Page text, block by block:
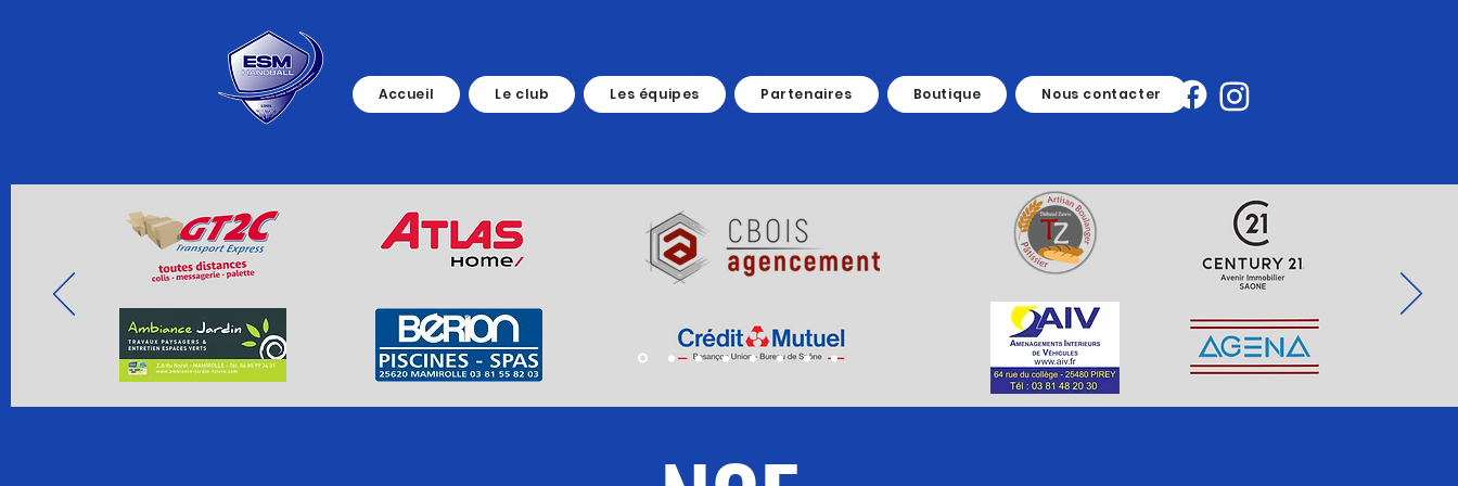
Accueil Le club Les équipes Partenaires Boutique Nous contacter